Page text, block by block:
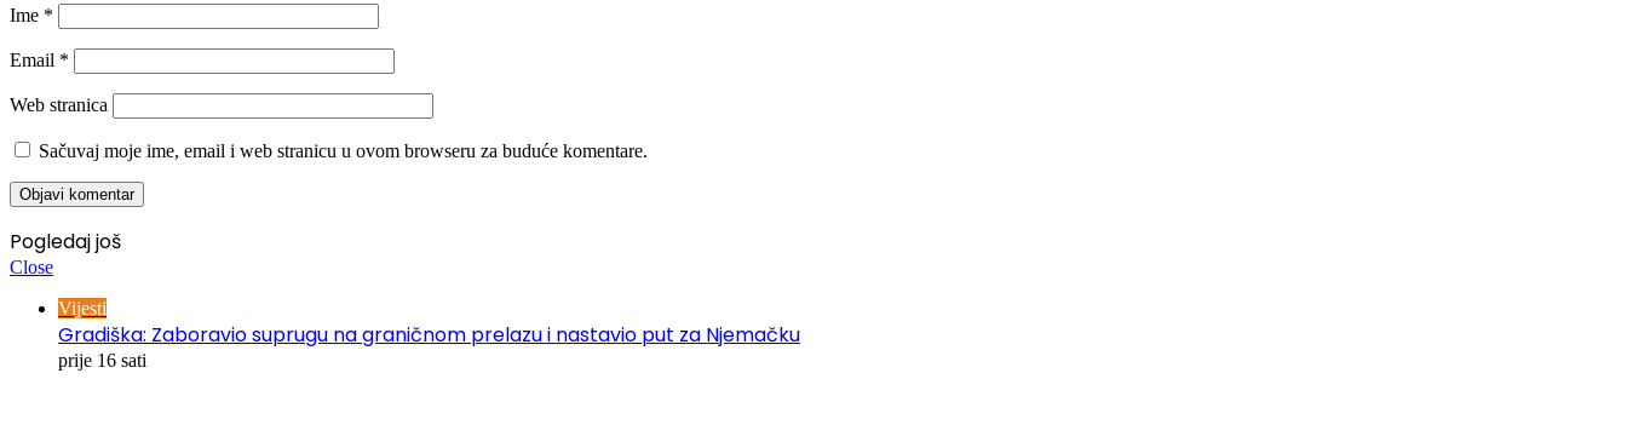
Ime *
Email *
Web stranica
Sačuvaj moje ime, email i web stranicu u ovom browseru za buduće komentare.
Pogledaj još
Close
Vijesti
Gradiška: Zaboravio suprugu na graničnom prelazu i nastavio put za Njemačku
prije 16 sati